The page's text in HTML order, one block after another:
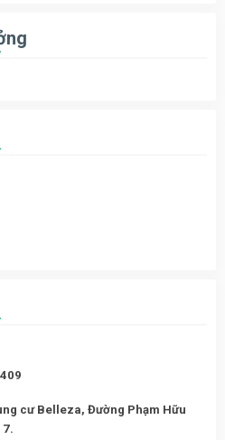
cư Belleza, Đường Phạm Hữu
7.